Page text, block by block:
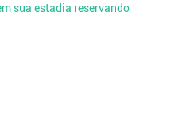
sua estadia reservando